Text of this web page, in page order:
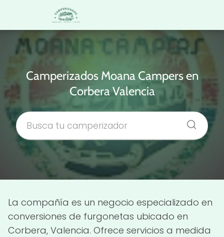
Camperizados Moana Campers en
Corbera Valencia
La compañía es un negocio especializado en
conversiones de furgonetas ubicado en
Corbera, Valencia. Ofrece servicios a medida